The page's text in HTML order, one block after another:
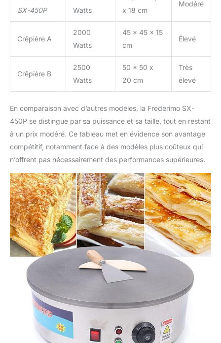
SX-450P
Watts
x 18 cm
Modéré
Crêpière A
2000
Watts
45 x 45 x 15
cm
Élevé
Crêpière B
2500
Watts
50 x 50 x
20 cm
Très
élevé
En comparaison avec d’autres modèles, la Frederimo SX-
450P se distingue par sa puissance et sa taille, tout en restant
à un prix modéré. Ce tableau met en évidence son avantage
compétitif, notamment face à des modèles plus coûteux qui
n’offrent pas nécessairement des performances supérieures.